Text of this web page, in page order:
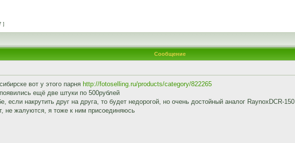
]
Сообщение
вот у этого парня http://fotoselling.ru/products/category/822265
ещё две штуки по 500рублей
если накрутить друг на друга, то будет недорогой, но очень достойный аналог RaynoxDCR-150
не жалуются, я тоже к ним присоединяюсь